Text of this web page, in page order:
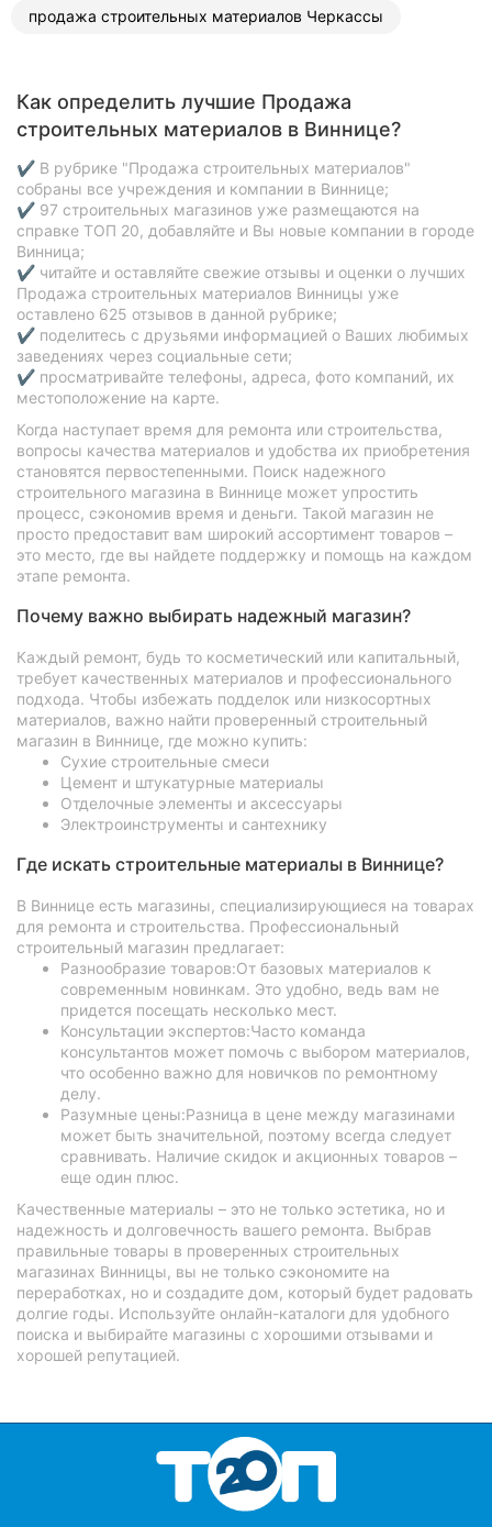
продажа строительных материалов Черкассы
Как определить лучшие Продажа
строительных материалов в Виннице?
✔ В рубрике "Продажа строительных материалов"
собраны все учреждения и компании в Виннице;
✔ 97 строительных магазинов уже размещаются на
справке ТОП 20, добавляйте и Вы новые компании в городе
Винница;
✔ читайте и оставляйте свежие отзывы и оценки о лучших
Продажа строительных материалов Винницы уже
оставлено 625 отзывов в данной рубрике;
✔ поделитесь с друзьями информацией о Ваших любимых
заведениях через социальные сети;
✔ просматривайте телефоны, адреса, фото компаний, их
местоположение на карте.
Когда наступает время для ремонта или строительства,
вопросы качества материалов и удобства их приобретения
становятся первостепенными. Поиск надежного
строительного магазина в Виннице может упростить
процесс, сэкономив время и деньги. Такой магазин не
просто предоставит вам широкий ассортимент товаров –
это место, где вы найдете поддержку и помощь на каждом
этапе ремонта.
Почему важно выбирать надежный магазин?
Каждый ремонт, будь то косметический или капитальный,
требует качественных материалов и профессионального
подхода. Чтобы избежать подделок или низкосортных
материалов, важно найти проверенный строительный
магазин в Виннице, где можно купить:
Сухие строительные смеси
Цемент и штукатурные материалы
Отделочные элементы и аксессуары
Электроинструменты и сантехнику
Где искать строительные материалы в Виннице?
В Виннице есть магазины, специализирующиеся на товарах
для ремонта и строительства. Профессиональный
строительный магазин предлагает:
Разнообразие товаров:От базовых материалов к
современным новинкам. Это удобно, ведь вам не
придется посещать несколько мест.
Консультации экспертов:Часто команда
консультантов может помочь с выбором материалов,
что особенно важно для новичков по ремонтному
делу.
Разумные цены:Разница в цене между магазинами
может быть значительной, поэтому всегда следует
сравнивать. Наличие скидок и акционных товаров –
еще один плюс.
Качественные материалы – это не только эстетика, но и
надежность и долговечность вашего ремонта. Выбрав
правильные товары в проверенных строительных
магазинах Винницы, вы не только сэкономите на
переработках, но и создадите дом, который будет радовать
долгие годы. Используйте онлайн-каталоги для удобного
поиска и выбирайте магазины с хорошими отзывами и
хорошей репутацией.